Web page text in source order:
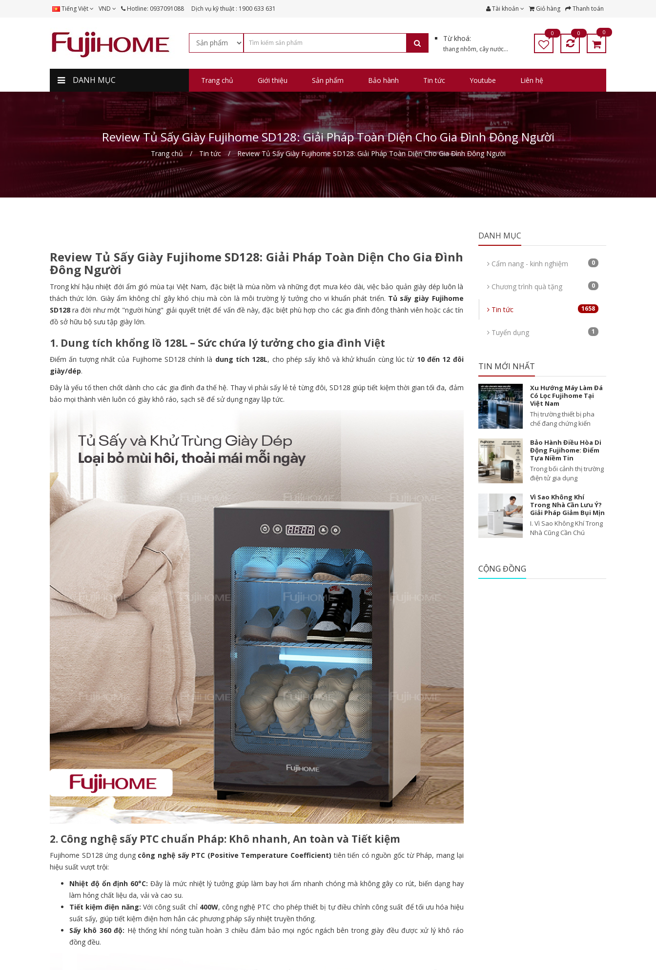
Tiếng Việt VND Hotline: 0937091088 Dịch vụ kỹ thuật : 1900 633 631 Tài khoản Giỏ hàng Thanh toán
Từ khoá:
thang nhôm, cây nước...
0 0 0
DANH MỤC Trang chủ Giới thiệu Sản phẩm Bảo hành Tin tức Youtube Liên hệ
Review Tủ Sấy Giày Fujihome SD128: Giải Pháp Toàn Diện Cho Gia Đình Đông Người
Trang chủ Tin tức Review Tủ Sấy Giày Fujihome SD128: Giải Pháp Toàn Diện Cho Gia Đình Đông Người
Review Tủ Sấy Giày Fujihome SD128: Giải Pháp Toàn Diện Cho Gia Đình
Đông Người
Trong khí hậu nhiệt đới ẩm gió mùa tại Việt Nam, đặc biệt là mùa nồm và những đợt mưa kéo dài, việc bảo quản giày dép luôn là
thách thức lớn. Giày ẩm không chỉ gây khó chịu mà còn là môi trường lý tưởng cho vi khuẩn phát triển. Tủ sấy giày Fujihome
SD128 ra đời như một "người hùng" giải quyết triệt để vấn đề này, đặc biệt phù hợp cho các gia đình đông thành viên hoặc các tín
đồ sở hữu bộ sưu tập giày lớn.
1. Dung tích khổng lồ 128L – Sức chứa lý tưởng cho gia đình Việt
Điểm ấn tượng nhất của Fujihome SD128 chính là dung tích 128L, cho phép sấy khô và khử khuẩn cùng lúc từ 10 đến 12 đôi
giày/dép.
Đây là yếu tố then chốt dành cho các gia đình đa thế hệ. Thay vì phải sấy lẻ tẻ từng đôi, SD128 giúp tiết kiệm thời gian tối đa, đảm
bảo mọi thành viên luôn có giày khô ráo, sạch sẽ để sử dụng ngay lập tức.
2. Công nghệ sấy PTC chuẩn Pháp: Khô nhanh, An toàn và Tiết kiệm
Fujihome SD128 ứng dụng công nghệ sấy PTC (Positive Temperature Coefficient) tiên tiến có nguồn gốc từ Pháp, mang lại
hiệu suất vượt trội:
Nhiệt độ ổn định 60°C: Đây là mức nhiệt lý tưởng giúp làm bay hơi ẩm nhanh chóng mà không gây co rút, biến dạng hay
làm hỏng chất liệu da, vải và cao su.
Tiết kiệm điện năng: Với công suất chỉ 400W, công nghệ PTC cho phép thiết bị tự điều chỉnh công suất để tối ưu hóa hiệu
suất sấy, giúp tiết kiệm điện hơn hẳn các phương pháp sấy nhiệt truyền thống.
Sấy khô 360 độ: Hệ thống khí nóng tuần hoàn 3 chiều đảm bảo mọi ngóc ngách bên trong giày đều được xử lý khô ráo
đồng đều.
DANH MỤC
Cẩm nang - kinh nghiệm 0
Chương trình quà tặng 0
Tin tức 1658
Tuyển dụng 1
TIN MỚI NHẤT
Xu Hướng Máy Làm Đá
Có Lọc Fujihome Tại
Việt Nam
Thị trường thiết bị pha
chế đang chứng kiến
Bảo Hành Điều Hòa Di
Động Fujihome: Điểm
Tựa Niềm Tin
Trong bối cảnh thị trường
điện tử gia dụng
Vì Sao Không Khí
Trong Nhà Cần Lưu Ý?
Giải Pháp Giảm Bụi Mịn
I. Vì Sao Không Khí Trong
Nhà Cũng Cần Chú
CỘNG ĐỒNG